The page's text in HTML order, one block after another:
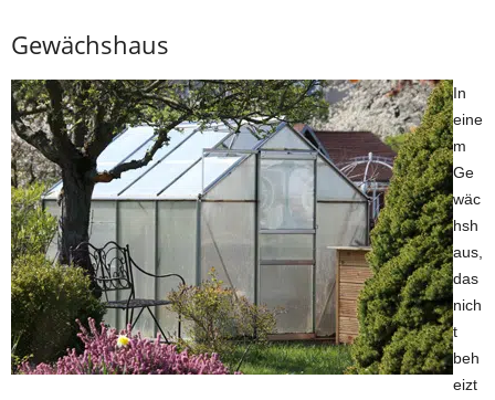
Gewächshaus
In
eine
m
Ge
wäc
hsh
aus,
das
nich
t
beh
eizt